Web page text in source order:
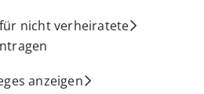
nicht verheiratete
anzeigen